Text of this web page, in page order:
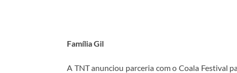
Família Gil
A TNT anunciou parceria com o Coala Festival